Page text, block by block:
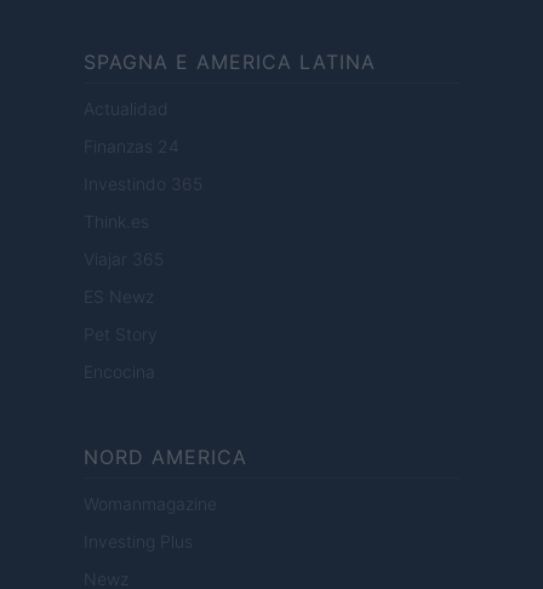
SPAGNA E AMERICA LATINA
Actualidad
Finanzas 24
Investindo 365
Think.es
Viajar 365
ES Newz
Pet Story
Encocina
NORD AMERICA
Womanmagazine
Investing Plus
Newz